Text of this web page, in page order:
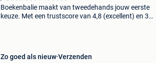
Boekenbalie maakt van tweedehands jouw eerste
keuze. Met een trustscore van 4,8 (excellent) en 30
Zo goed als nieuw Verzenden